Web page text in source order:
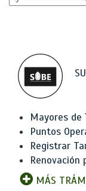
Mayores de
Puntos
Registrar
Renovación
MÁS